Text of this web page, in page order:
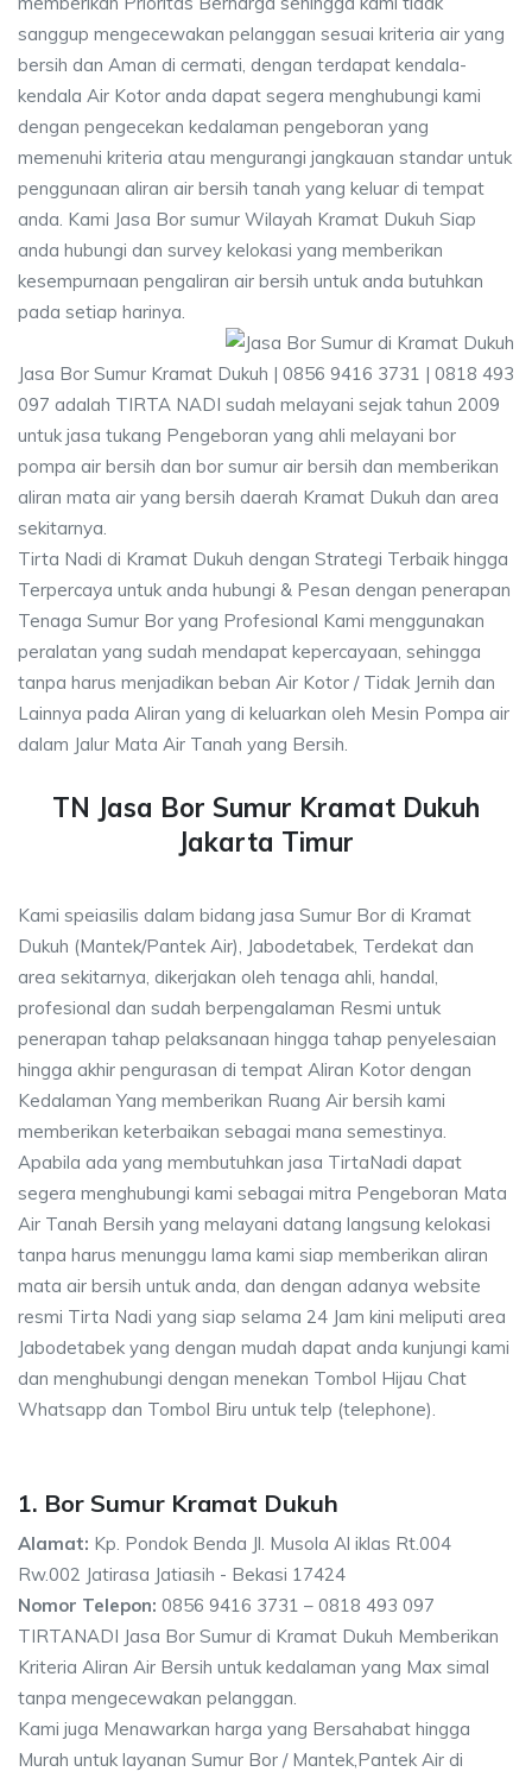
sanggup mengecewakan pelanggan sesuai kriteria air yang
bersih dan Aman di cermati, dengan terdapat kendala-
kendala Air Kotor anda dapat segera menghubungi kami
dengan pengecekan kedalaman pengeboran yang
memenuhi kriteria atau mengurangi jangkauan standar untuk
penggunaan aliran air bersih tanah yang keluar di tempat
anda. Kami Jasa Bor sumur Wilayah Kramat Dukuh Siap
anda hubungi dan survey kelokasi yang memberikan
kesempurnaan pengaliran air bersih untuk anda butuhkan
pada setiap harinya.
Jasa Bor Sumur Kramat Dukuh | 0856 9416 3731 | 0818 493
097 adalah TIRTA NADI sudah melayani sejak tahun 2009
untuk jasa tukang Pengeboran yang ahli melayani bor
pompa air bersih dan bor sumur air bersih dan memberikan
aliran mata air yang bersih daerah Kramat Dukuh dan area
sekitarnya.
Tirta Nadi di Kramat Dukuh dengan Strategi Terbaik hingga
Terpercaya untuk anda hubungi & Pesan dengan penerapan
Tenaga Sumur Bor yang Profesional Kami menggunakan
peralatan yang sudah mendapat kepercayaan, sehingga
tanpa harus menjadikan beban Air Kotor / Tidak Jernih dan
Lainnya pada Aliran yang di keluarkan oleh Mesin Pompa air
dalam Jalur Mata Air Tanah yang Bersih.
TN Jasa Bor Sumur Kramat Dukuh
Jakarta Timur
Kami speiasilis dalam bidang jasa Sumur Bor di Kramat
Dukuh (Mantek/Pantek Air), Jabodetabek, Terdekat dan
area sekitarnya, dikerjakan oleh tenaga ahli, handal,
profesional dan sudah berpengalaman Resmi untuk
penerapan tahap pelaksanaan hingga tahap penyelesaian
hingga akhir pengurasan di tempat Aliran Kotor dengan
Kedalaman Yang memberikan Ruang Air bersih kami
memberikan keterbaikan sebagai mana semestinya.
Apabila ada yang membutuhkan jasa TirtaNadi dapat
segera menghubungi kami sebagai mitra Pengeboran Mata
Air Tanah Bersih yang melayani datang langsung kelokasi
tanpa harus menunggu lama kami siap memberikan aliran
mata air bersih untuk anda, dan dengan adanya website
resmi Tirta Nadi yang siap selama 24 Jam kini meliputi area
Jabodetabek yang dengan mudah dapat anda kunjungi kami
dan menghubungi dengan menekan Tombol Hijau Chat
Whatsapp dan Tombol Biru untuk telp (telephone).
1. Bor Sumur Kramat Dukuh
Alamat: Kp. Pondok Benda Jl. Musola Al iklas Rt.004
Rw.002 Jatirasa Jatiasih - Bekasi 17424
Nomor Telepon: 0856 9416 3731 – 0818 493 097
TIRTANADI Jasa Bor Sumur di Kramat Dukuh Memberikan
Kriteria Aliran Air Bersih untuk kedalaman yang Max simal
tanpa mengecewakan pelanggan.
Kami juga Menawarkan harga yang Bersahabat hingga
Murah untuk layanan Sumur Bor / Mantek,Pantek Air di